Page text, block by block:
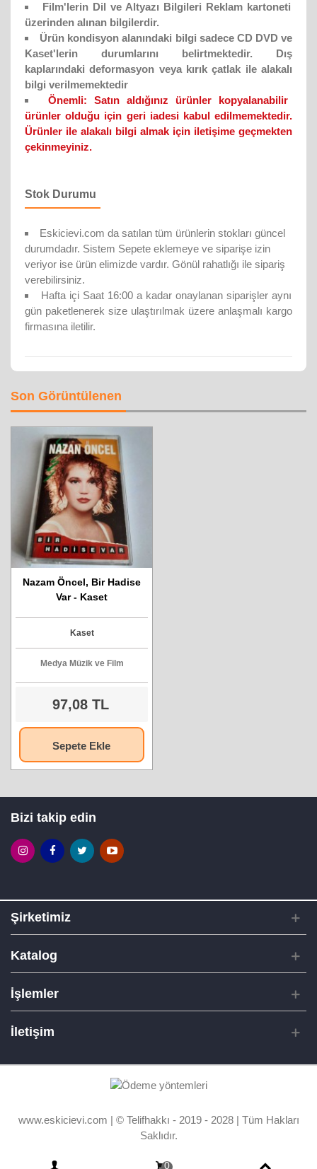
Film'lerin Dil ve Altyazı Bilgileri Reklam kartoneti
üzerinden alınan bilgilerdir.
Ürün kondisyon alanındaki bilgi sadece CD DVD ve
Kaset'lerin durumlarını belirtmektedir. Dış
kaplarındaki deformasyon veya kırık çatlak ile alakalı
bilgi verilmemektedir
Önemli:
Satın aldığınız ürünler kopyalanabilir
ürünler olduğu için geri iadesi kabul edilmemektedir.
Ürünler ile alakalı bilgi almak için iletişime geçmekten
çekinmeyiniz.
Stok Durumu
Eskicievi.com da satılan tüm ürünlerin stokları güncel
durumdadır. Sistem Sepete eklemeye ve siparişe izin
veriyor ise ürün elimizde vardır. Gönül rahatlığı ile sipariş
verebilirsiniz.
Hafta içi Saat 16:00 a kadar onaylanan siparişler aynı
gün paketlenerek size ulaştırılmak üzere anlaşmalı kargo
firmasına iletilir.
Son Görüntülenen
Nazam Öncel, Bir Hadise
Var - Kaset
Kaset
Medya Müzik ve Film
97,08 TL
Sepete Ekle
Bizi takip edin
Şirketimiz
Katalog
İşlemler
İletişim
www.eskicievi.com | © Telifhakkı - 2019 - 2028 | Tüm Hakları
Saklıdır.
0